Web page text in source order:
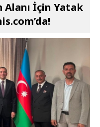
Alanı İçin Yatak